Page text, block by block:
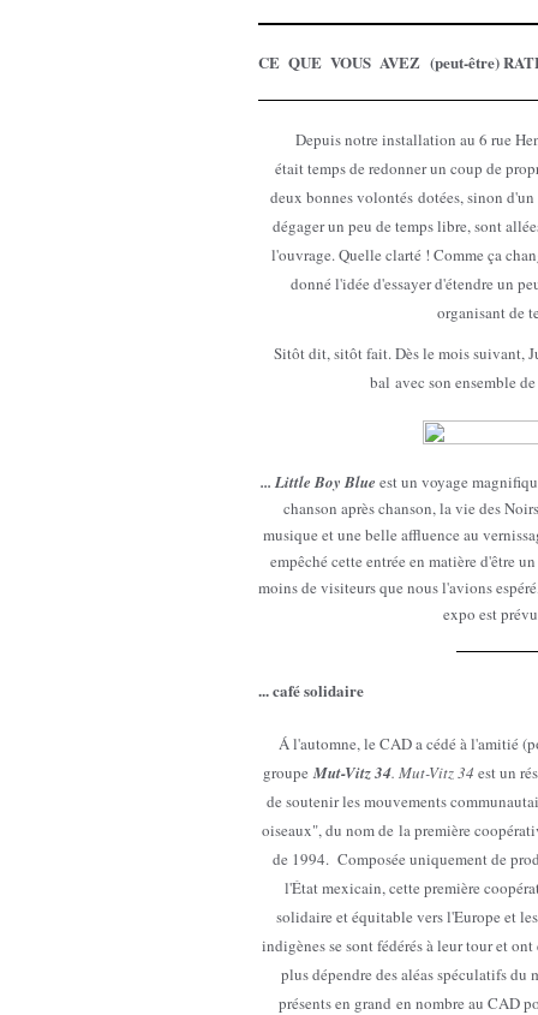
CE QUE VOUS AVEZ (peut-être) RAT
Depuis notre installation au 6 rue
était temps de redonner un coup de
deux bonnes volontés dotées, sinon
dégager un peu de temps libre, sont
l'ouvrage. Quelle clarté ! Comme ça
donné l'idée d'essayer d'étendre un
organisant de
Sitôt dit, sitôt fait. Dès le mois suivant,
bal avec son ensemble
... Little Boy Blue est un voyage
chanson après chanson, la vie des
musique et une belle affluence au
empêché cette entrée en matière d'être
moins de visiteurs que nous l'avions
expo est
... café solidaire
Á l'automne, le CAD a cédé à l'amitié
groupeMut-Vitz 34. Mut-Vitz 34 est un
de soutenir les mouvements
oiseaux", du nom de la première
de 1994. Composée uniquement de
l'État mexicain, cette première
solidaire et équitable vers l'Europe et
indigènes se sont fédérés à leur tour et
plus dépendre des aléas spéculatifs
présents en grand en nombre au CAD